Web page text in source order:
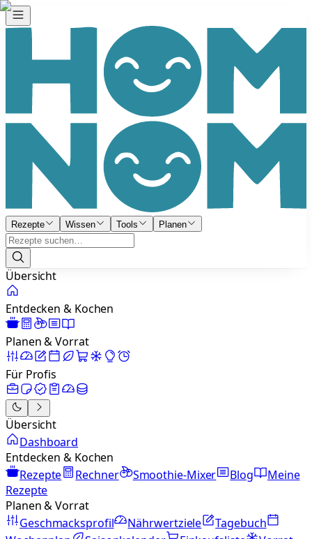
Rezepte Wissen Tools Planen
Übersicht
Entdecken & Kochen
Planen & Vorrat
Für Profis
Übersicht
Dashboard
Entdecken & Kochen
Rezepte
Rechner Smoothie-Mixer Blog
Meine
Rezepte
Planen & Vorrat
Geschmacksprofil
Nährwertziele
Tagebuch